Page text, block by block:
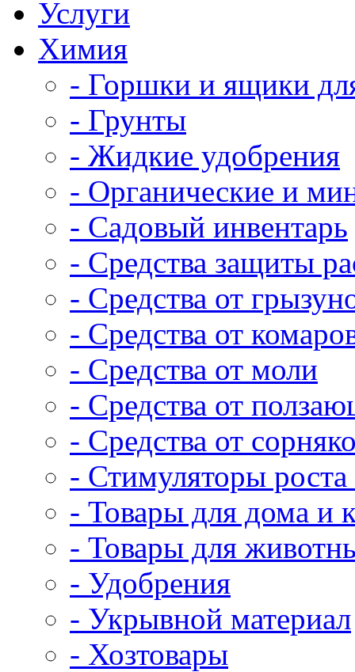
Услуги
Химия
- Горшки и ящики
- Грунты
- Жидкие удобрения
- Органические и
- Садовый инвентарь
- Средства защиты
- Средства от
- Средства от
- Средства от моли
- Средства от
- Средства от
- Стимуляторы роста
- Товары для дома и
- Товары для
- Удобрения
- Укрывной материал
- Хозтовары